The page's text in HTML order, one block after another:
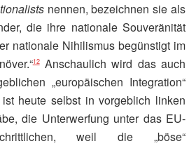
nennen, bezeichnen sie als
die ihre nationale Souveränität
nationale Nihilismus begünstigt im
12Anschaulich wird das auch
„europäischen Integration“
heute selbst in vorgeblich linken
die Unterwerfung unter das EU-
weil die „böse“